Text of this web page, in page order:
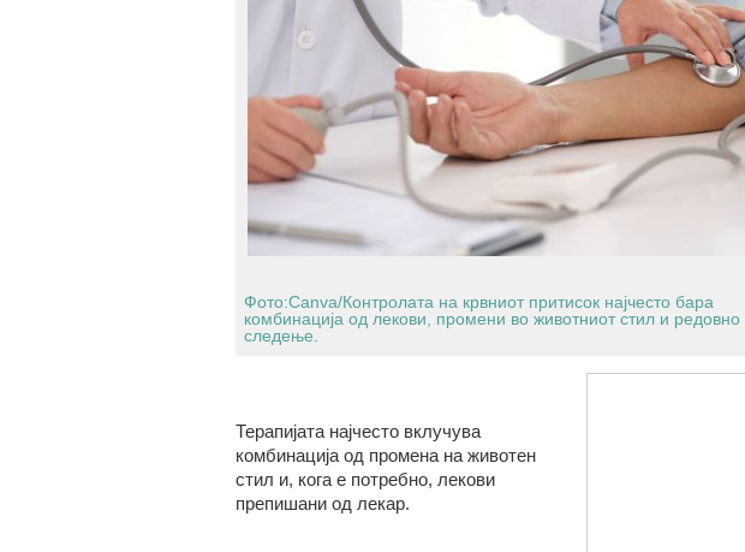
Фото:Canva/Контролата на крвниот притисок најчесто бара
комбинација од лекови, промени во животниот стил и редовно
следење.
Терапијата најчесто вклучува
комбинација од промена на животен
стил и, кога е потребно, лекови
препишани од лекар.